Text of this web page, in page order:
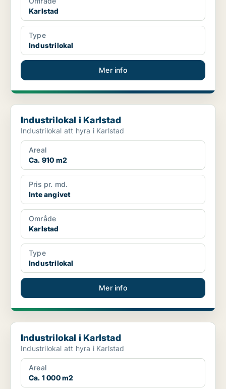
Karlstad
Type
Industrilokal
Mer info
Industrilokal i Karlstad
Industrilokal i Karlstad
Industrilokal att hyra i Karlstad
Areal
Ca. 910 m2
Pris pr. md.
Inte angivet
Område
Karlstad
Type
Industrilokal
Mer info
Industrilokal i Karlstad
Industrilokal i Karlstad
Industrilokal att hyra i Karlstad
Areal
Ca. 1 000 m2